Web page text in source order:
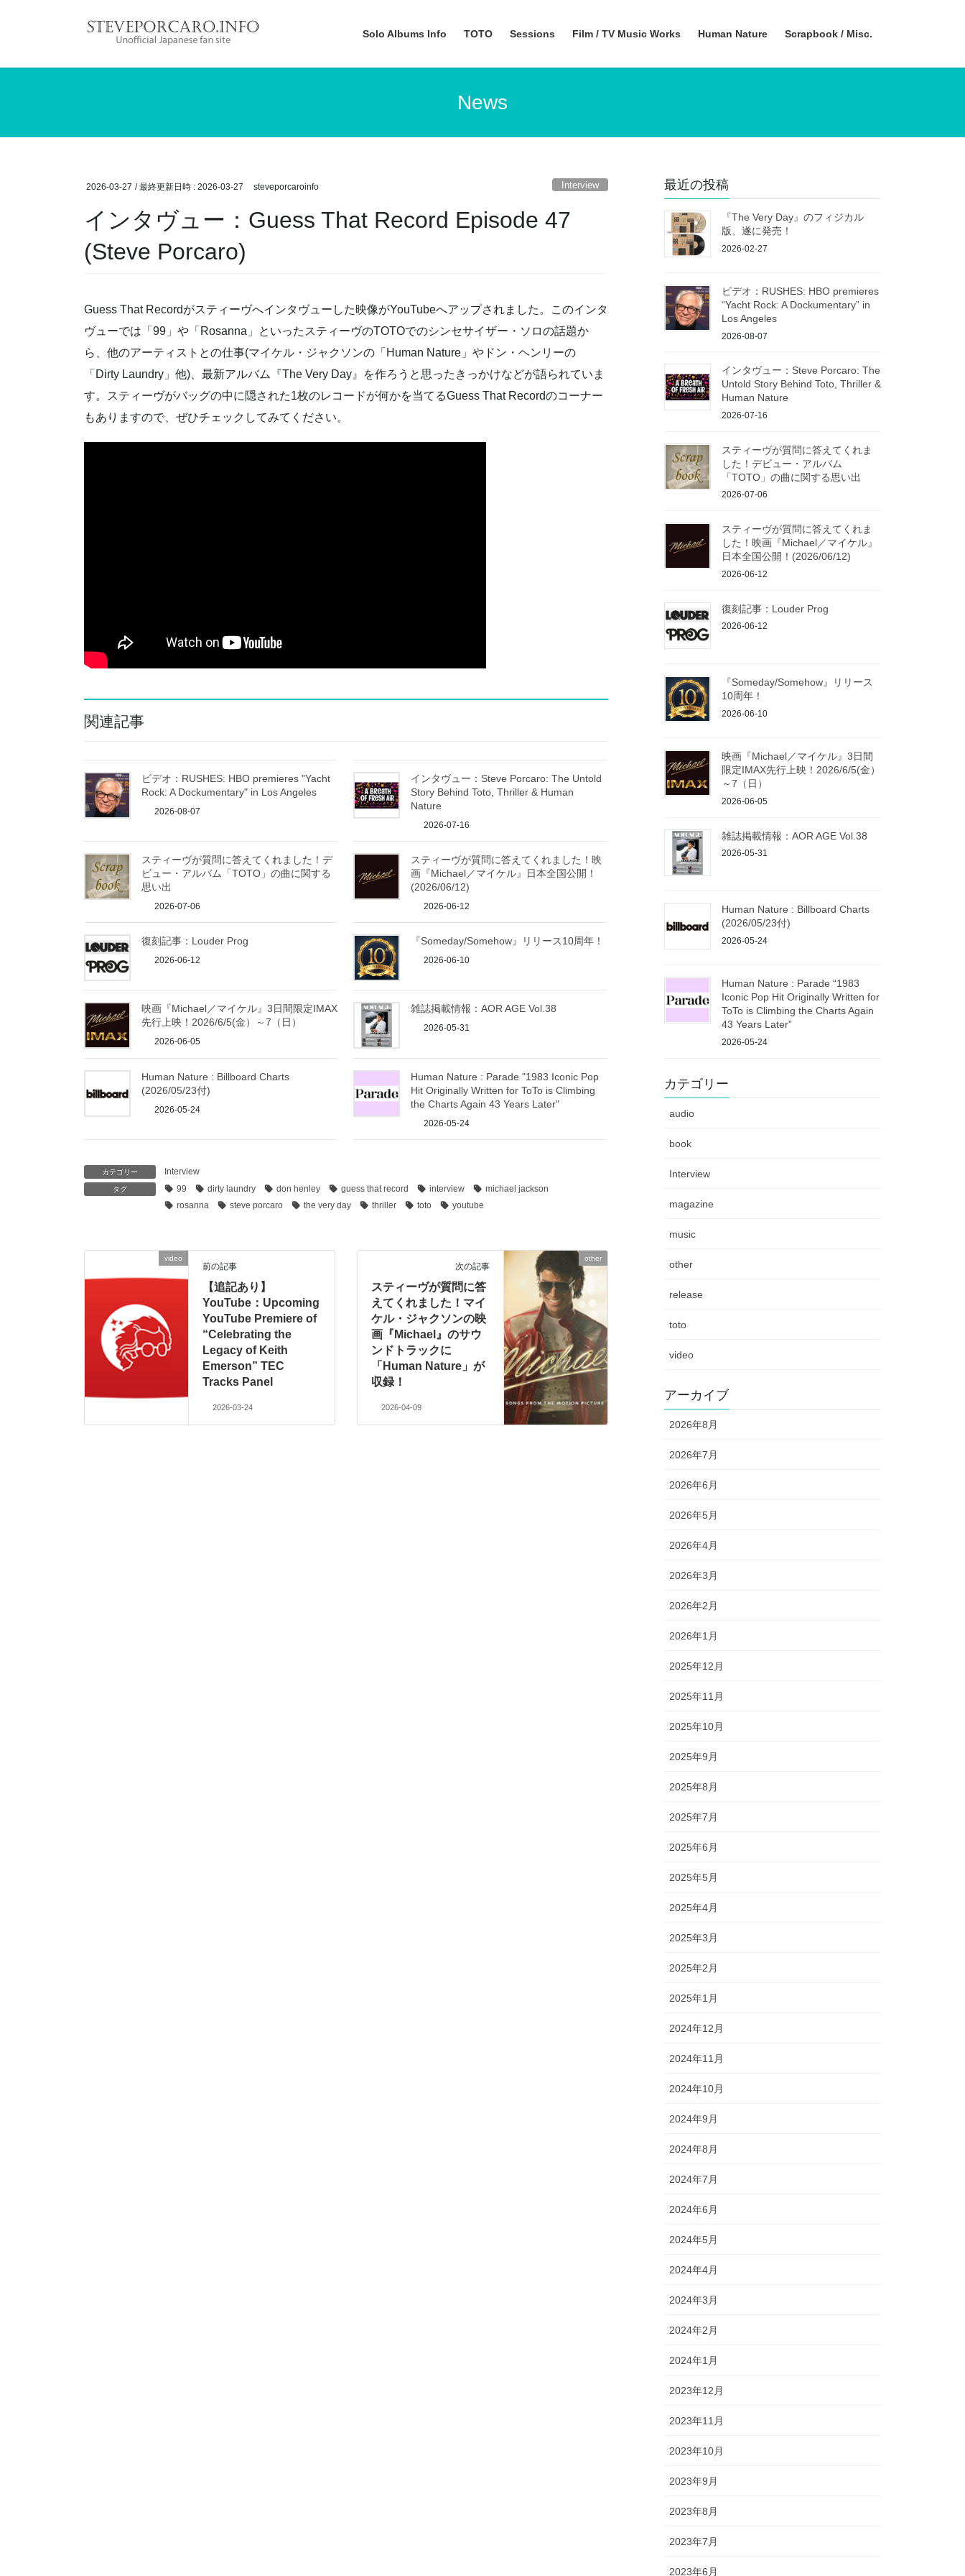
Solo Albums Info TOTO Sessions Film / TV Music Works Human Nature Scrapbook / Misc.
News
2026-03-27 / 最終更新日時 : 2026-03-27 steveporcaroinfo Interview
インタヴュー：Guess That Record Episode 47
(Steve Porcaro)
Guess That Recordがスティーヴへインタヴューした映像がYouTubeへアップされました。このインタ
ヴューでは「99」や「Rosanna」といったスティーヴのTOTOでのシンセサイザー・ソロの話題か
ら、他のアーティストとの仕事(マイケル・ジャクソンの「Human Nature」やドン・ヘンリーの
「Dirty Laundry」他)、最新アルバム『The Very Day』を作ろうと思ったきっかけなどが語られていま
す。スティーヴがバッグの中に隠された1枚のレコードが何かを当てるGuess That Recordのコーナー
もありますので、ぜひチェックしてみてください。
関連記事
ビデオ：RUSHES: HBO premieres "Yacht
Rock: A Dockumentary" in Los Angeles
2026-08-07
インタヴュー：Steve Porcaro: The Untold
Story Behind Toto, Thriller & Human
Nature
2026-07-16
スティーヴが質問に答えてくれました！デ
ビュー・アルバム「TOTO」の曲に関する
思い出
2026-07-06
スティーヴが質問に答えてくれました！映
画『Michael／マイケル』日本全国公開！
(2026/06/12)
2026-06-12
復刻記事：Louder Prog
2026-06-12
『Someday/Somehow』リリース10周年！
2026-06-10
映画『Michael／マイケル』3日間限定IMAX
先行上映！2026/6/5(金）～7（日）
2026-06-05
雑誌掲載情報：AOR AGE Vol.38
2026-05-31
Human Nature : Billboard Charts
(2026/05/23付)
2026-05-24
Human Nature : Parade "1983 Iconic Pop
Hit Originally Written for ToTo is Climbing
the Charts Again 43 Years Later"
2026-05-24
カテゴリー Interview
タグ 99 dirty laundry don henley guess that record interview
michael jackson
rosanna
steve porcaro the very day thriller toto youtube
video
前の記事
【追記あり】
YouTube：Upcoming
YouTube Premiere of
“Celebrating the
Legacy of Keith
Emerson” TEC
Tracks Panel
2026-03-24
other
次の記事
スティーヴが質問に答
えてくれました！マイ
ケル・ジャクソンの映
画『Michael』のサウ
ンドトラックに
「Human Nature」が
収録！
2026-04-09
最近の投稿
『The Very Day』のフィジカル
版、遂に発売！
2026-02-27
ビデオ：RUSHES: HBO premieres
“Yacht Rock: A Dockumentary” in
Los Angeles
2026-08-07
インタヴュー：Steve Porcaro: The
Untold Story Behind Toto, Thriller &
Human Nature
2026-07-16
スティーヴが質問に答えてくれま
した！デビュー・アルバム
「TOTO」の曲に関する思い出
2026-07-06
スティーヴが質問に答えてくれま
した！映画『Michael／マイケル』
日本全国公開！(2026/06/12)
2026-06-12
復刻記事：Louder Prog
2026-06-12
『Someday/Somehow』リリース
10周年！
2026-06-10
映画『Michael／マイケル』3日間
限定IMAX先行上映！2026/6/5(金）
～7（日）
2026-06-05
雑誌掲載情報：AOR AGE Vol.38
2026-05-31
Human Nature : Billboard Charts
(2026/05/23付)
2026-05-24
Human Nature : Parade “1983
Iconic Pop Hit Originally Written for
ToTo is Climbing the Charts Again
43 Years Later”
2026-05-24
カテゴリー
audio
book
Interview
magazine
music
other
release
toto
video
アーカイブ
2026年8月
2026年7月
2026年6月
2026年5月
2026年4月
2026年3月
2026年2月
2026年1月
2025年12月
2025年11月
2025年10月
2025年9月
2025年8月
2025年7月
2025年6月
2025年5月
2025年4月
2025年3月
2025年2月
2025年1月
2024年12月
2024年11月
2024年10月
2024年9月
2024年8月
2024年7月
2024年6月
2024年5月
2024年4月
2024年3月
2024年2月
2024年1月
2023年12月
2023年11月
2023年10月
2023年9月
2023年8月
2023年7月
2023年6月